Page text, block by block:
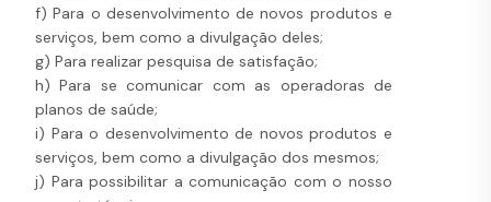
f) Para o desenvolvimento de novos produtos e
serviços, bem como a divulgação deles;
g) Para realizar pesquisa de satisfação;
h) Para se comunicar com as operadoras de
planos de saúde;
i) Para o desenvolvimento de novos produtos e
serviços, bem como a divulgação dos mesmos;
j) Para possibilitar a comunicação com o nosso